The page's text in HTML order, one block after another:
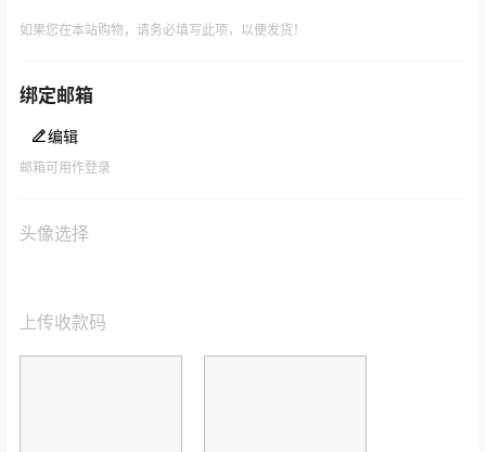
如果您在本站购物，请务必填写此项，以便发货！
绑定邮箱
编辑
邮箱可用作登录
头像选择
上传收款码